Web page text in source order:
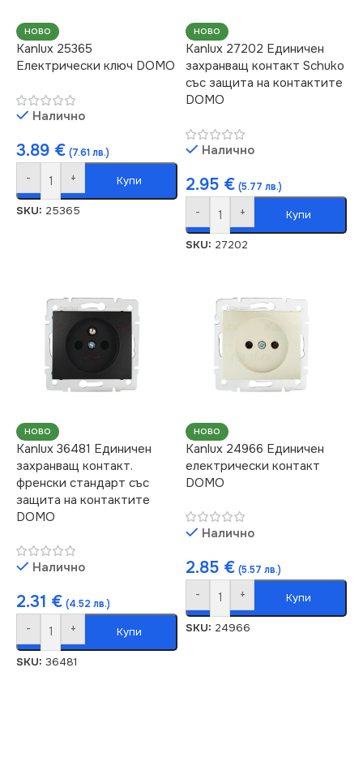
НОВО
Kanlux 25365
Електрически ключ DOMO
Налично
3.89 € (7.61 лв.)
- + Купи
SKU: 25365
НОВО
Kanlux 27202 Единичен
захранващ контакт Schuko
със защита на контактите
DOMO
Налично
2.95 € (5.77 лв.)
- + Купи
SKU: 27202
НОВО
Kanlux 36481 Единичен
захранващ контакт.
френски стандарт със
защита на контактите
DOMO
Налично
2.31 € (4.52 лв.)
- + Купи
SKU: 36481
НОВО
Kanlux 24966 Единичен
електрически контакт
DOMO
Налично
2.85 € (5.57 лв.)
- + Купи
SKU: 24966